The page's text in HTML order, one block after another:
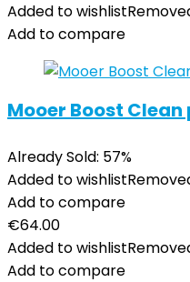
Added to wishlist
Add to compare
Mooer Boost
Already Sold: 57%
Added to wishlist
Add to compare
€64.00
Added to wishlist
Add to compare